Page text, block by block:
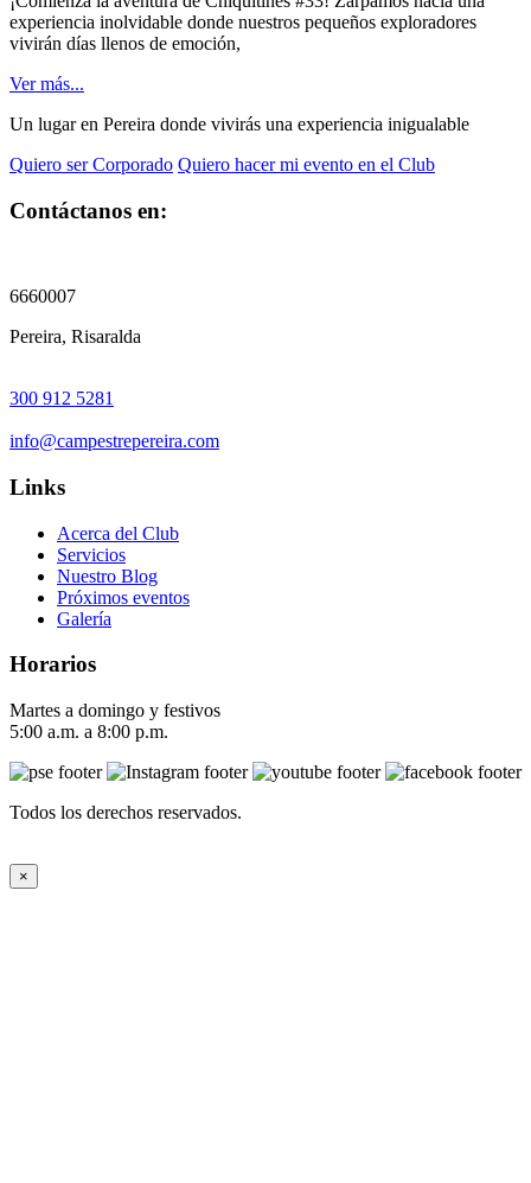
experiencia inolvidable donde nuestros pequeños exploradores
vivirán días llenos de emoción,
Ver más...
Un lugar en Pereira donde vivirás una experiencia inigualable
Quiero ser Corporado Quiero hacer mi evento en el Club
Contáctanos en:
6660007
Pereira, Risaralda
300 912 5281
info@campestrepereira.com
Links
Acerca del Club
Servicios
Nuestro Blog
Próximos eventos
Galería
Horarios
Martes a domingo y festivos
5:00 a.m. a 8:00 p.m.
Todos los derechos reservados.
×